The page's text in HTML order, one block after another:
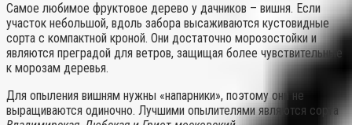
Самое любимое фруктовое дерево у дачников – вишня. Если
участок небольшой, вдоль забора высаживаются кустовидные
сорта с компактной кроной. Они достаточно морозостойки и
являются преградой для ветров, защищая более чувствительные
к морозам деревья.
Для опыления вишням нужны «напарники», поэтому они не
выращиваются одиночно. Лучшими опылителями являются сорта